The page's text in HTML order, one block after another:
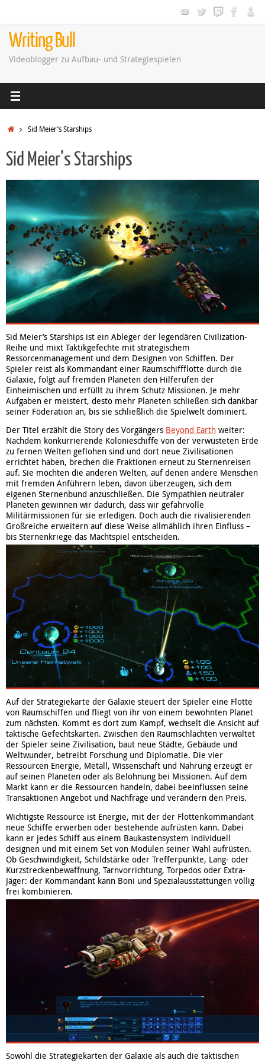
Writing Bull
Videoblogger zu Aufbau- und Strategiespielen
Startseite
Sid Meier’s Starships
Sid Meier’s Starships
Sid Meier’s Starships ist ein Ableger der legendären Civilization-
Reihe und mixt Taktikgefechte mit strategischem
Ressorcenmanagement und dem Designen von Schiffen. Der
Spieler reist als Kommandant einer Raumschiffflotte durch die
Galaxie, folgt auf fremden Planeten den Hilferufen der
Einheimischen und erfüllt zu ihrem Schutz Missionen. Je mehr
Aufgaben er meistert, desto mehr Planeten schließen sich dankbar
seiner Föderation an, bis sie schließlich die Spielwelt dominiert.
Der Titel erzählt die Story des Vorgängers Beyond Earth weiter:
Nachdem konkurrierende Kolonieschiffe von der verwüsteten Erde
zu fernen Welten geflohen sind und dort neue Zivilisationen
errichtet haben, brechen die Fraktionen erneut zu Sternenreisen
auf. Sie möchten die anderen Welten, auf denen andere Menschen
mit fremden Anführern leben, davon überzeugen, sich dem
eigenen Sternenbund anzuschließen. Die Sympathien neutraler
Planeten gewinnen wir dadurch, dass wir gefahrvolle
Militärmissionen für sie erledigen. Doch auch die rivalisierenden
Großreiche erweitern auf diese Weise allmählich ihren Einfluss –
bis Sternenkriege das Machtspiel entscheiden.
Auf der Strategiekarte der Galaxie steuert der Spieler eine Flotte
von Raumschiffen und fliegt von ihr von einem bewohnten Planet
zum nächsten. Kommt es dort zum Kampf, wechselt die Ansicht auf
taktische Gefechtskarten. Zwischen den Raumschlachten verwaltet
der Spieler seine Zivilisation, baut neue Städte, Gebäude und
Weltwunder, betreibt Forschung und Diplomatie. Die vier
Ressourcen Energie, Metall, Wissenschaft und Nahrung erzeugt er
auf seinen Planeten oder als Belohnung bei Missionen. Auf dem
Markt kann er die Ressourcen handeln, dabei beeinflussen seine
Transaktionen Angebot und Nachfrage und verändern den Preis.
Wichtigste Ressource ist Energie, mit der der Flottenkommandant
neue Schiffe erwerben oder bestehende aufrüsten kann. Dabei
kann er jedes Schiff aus einem Baukastensystem individuell
designen und mit einem Set von Modulen seiner Wahl aufrüsten.
Ob Geschwindigkeit, Schildstärke oder Trefferpunkte, Lang- oder
Kurzstreckenbewaffnung, Tarnvorrichtung, Torpedos oder Extra-
Jäger: der Kommandant kann Boni und Spezialausstattungen völlig
frei kombinieren.
Sowohl die Strategiekarten der Galaxie als auch die taktischen